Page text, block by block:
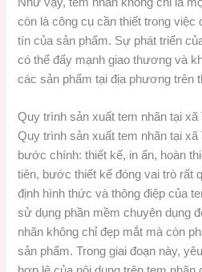
còn là công cụ cần thiết trong
tín của sản phẩm. Sự phát triển
có thể đẩy mạnh giao thương và
các sản phẩm tại địa phương trên
Quy trình sản xuất tem nhãn tại xã
Quy trình sản xuất tem nhãn tại xã
bước chính: thiết kế, in ấn, hoàn
tiên, bước thiết kế đóng vai trò rất
định hình thức và thông điệp của
sử dụng phần mềm chuyên dụng
nhãn không chỉ đẹp mắt mà còn
sản phẩm. Trong giai đoạn này,